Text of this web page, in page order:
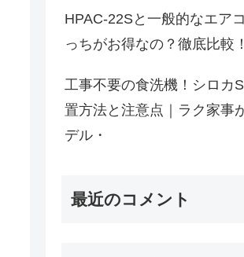
HPAC-22Sと一般的なエア
っちがお得なの？徹底比較！
工事不要の食洗機！シロカ
置方法と注意点｜ラク家事
デル・
最近のコメント